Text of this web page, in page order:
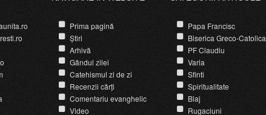
Prima pagină
Știri
Arhivă
Gândul zilei
Catehismul zi de zi
Recenzii cărți
Comentariu evanghelic
Video
Papa Francisc
Biserica Greco-Catolica
PF Claudiu
Varia
Sfinti
Spiritualitate
Blaj
Rugaciuni